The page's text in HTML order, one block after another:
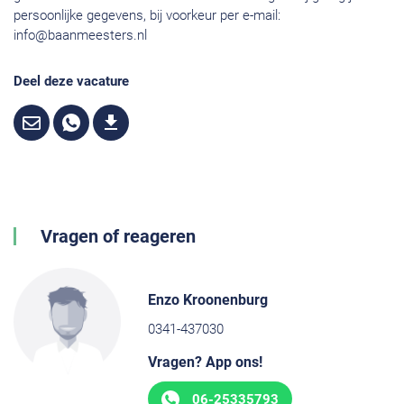
persoonlijke gegevens, bij voorkeur per e-mail:
info@baanmeesters.nl
Deel deze vacature
Vragen of reageren
Enzo Kroonenburg
0341-437030
Vragen? App ons!
06-25335793